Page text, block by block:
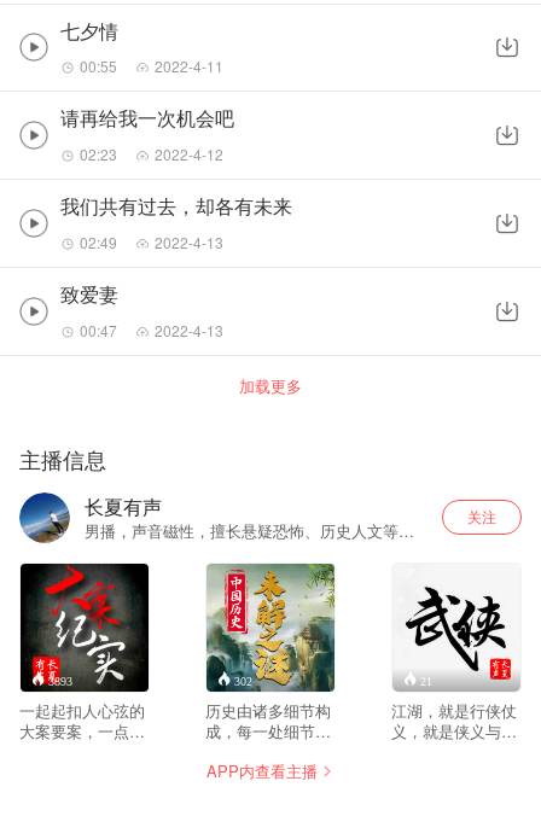
七夕情
00:55 2022-4-11
请再给我一次机会吧
02:23 2022-4-12
我们共有过去，却各有未来
02:49 2022-4-13
致爱妻
00:47 2022-4-13
加载更多
主播信息
长夏有声
男播，声音磁性，擅长悬疑恐怖、历史人文等节
关注
3893
一起起扣人心弦的
大案要案，一点点
302
历史由诸多细节构
成，每一处细节虽
史，却可以最真实
21
江湖，就是行侠仗
义，就是侠义与邪
APP内查看主播